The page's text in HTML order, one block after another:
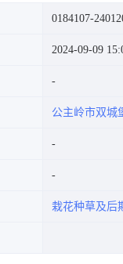
0184107-
2024-09-09
公主岭市双城
栽花种草及后